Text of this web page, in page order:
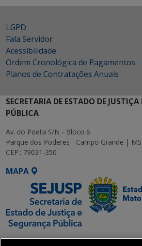
LGPD
Fala Servidor
Acessibilidade
Ordem Cronológica de Pagamentos
Planos de Contratações Anuais
SECRETARIA DE ESTADO DE
PÚBLICA
Av. do Poeta S/N - Bloco 6
Parque dos Poderes - Campo Grande | MS
CEP.: 79031-350
MAPA
SETDIG | Secretaria-